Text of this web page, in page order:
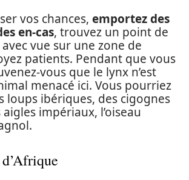
vos chances, emportez des
en-cas, trouvez un point de
vue sur une zone de
patients. Pendant que vous
vous que le lynx n’est
menacé ici. Vous pourriez
loups ibériques, des cigognes
impériaux, l’oiseau